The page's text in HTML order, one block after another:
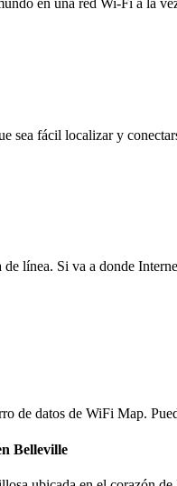
en una red Wi-Fi a la
sea fácil localizar y
línea. Si va a donde
de datos de WiFi Map.
Belleville